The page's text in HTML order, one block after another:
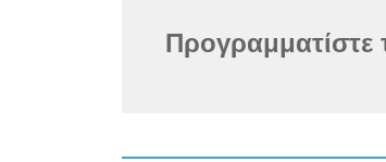
Προγραμματίστε